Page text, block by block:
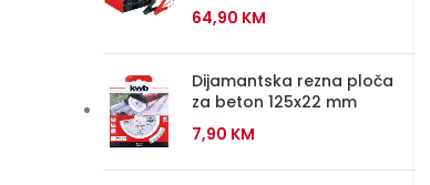
64,90 KM
Dijamantska rezna ploča
za beton 125x22 mm
7,90 KM